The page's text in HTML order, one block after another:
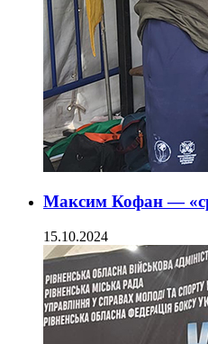
Максим Кофан —
15.10.2024